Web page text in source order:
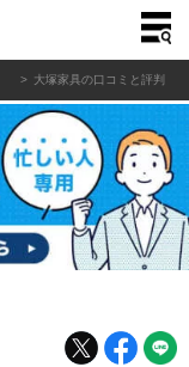
大塚家具の口コミと評判